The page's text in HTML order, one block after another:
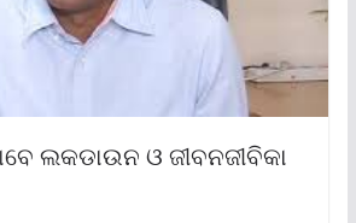
ଲକଡାଉନ ଓ ଜୀବନଜୀବିକା